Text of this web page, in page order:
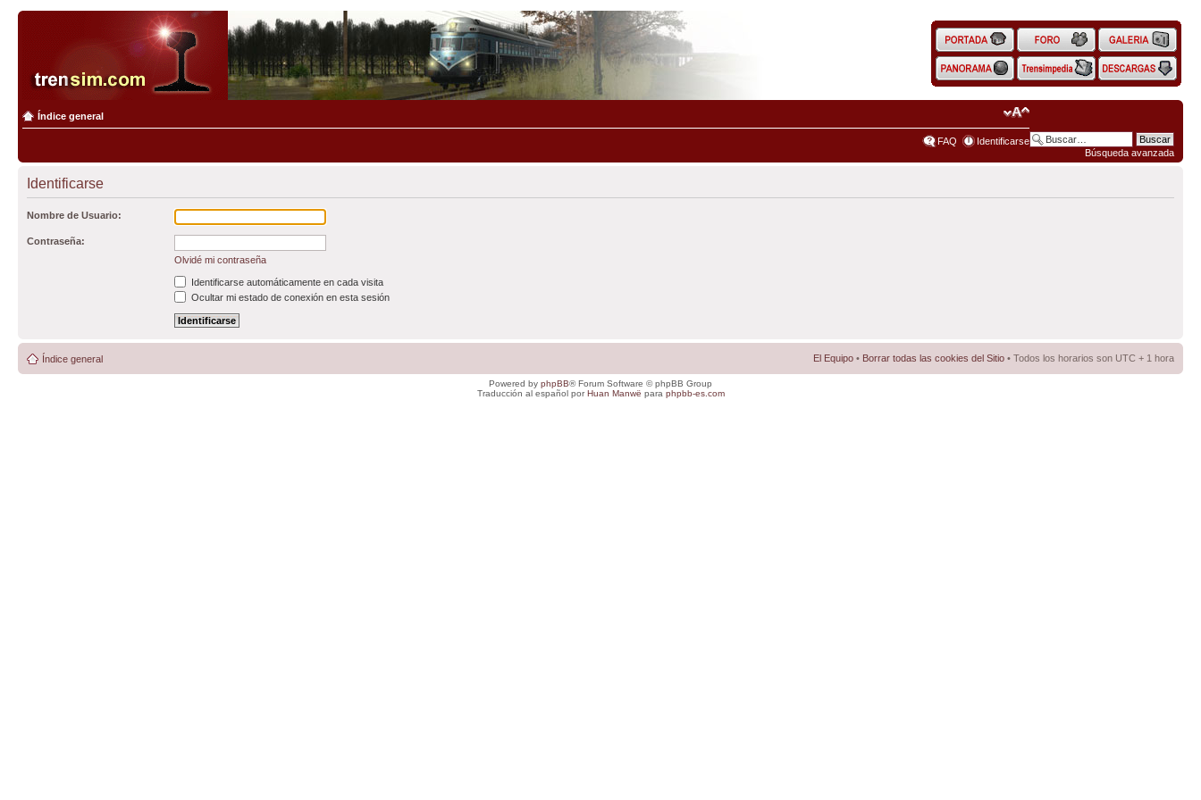
Búsqueda avanzada
Índice general
FAQ Identificarse
Identificarse
Nombre de Usuario:
Contraseña:
Olvidé mi contraseña
Identificarse automáticamente en cada visita
Ocultar mi estado de conexión en esta sesión
Índice general El Equipo • Borrar todas las cookies del Sitio • Todos los horarios son UTC + 1 hora
Powered by phpBB® Forum Software © phpBB Group
Traducción al español porHuan Manwë para phpbb-es.com